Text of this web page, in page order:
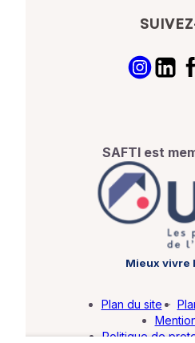
SAFTI est
Mieux vivre
Plan du site ·
Politique de